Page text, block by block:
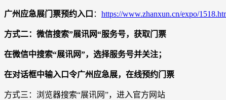
广州应急展门票预约入口 ： https://www.zhanxun.cn/expo/
方式二：微信搜索”展讯网“服务号，获取门票
在微信中搜索“展讯网”，选择服务号并关注；
在对话框中输入口令广州应急展，在线预约门票
方式三：浏览器搜索“展讯网”，进入官方网站